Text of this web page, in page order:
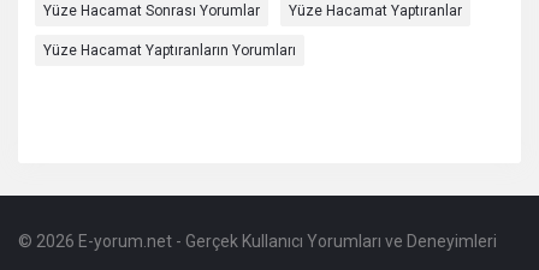
Yüze Hacamat Sonrası Yorumlar Yüze Hacamat Yaptıranlar
Yüze Hacamat Yaptıranların Yorumları
Footer
Hakkında
© 2026 E-yorum.net - Gerçek Kullanıcı Yorumları ve Deneyimleri